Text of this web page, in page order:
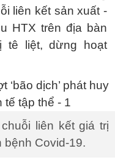
liên kết sản xuất -
HTX trên địa bàn
tê liệt, dừng hoạt
liên kết giá trị
bệnh Covid-19.